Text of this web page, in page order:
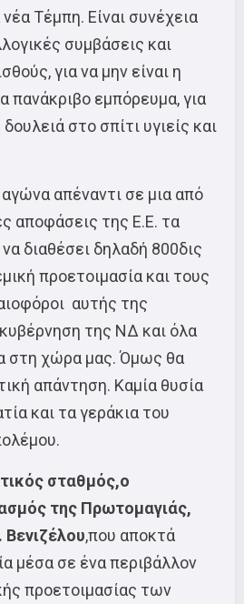
Τέμπη. Είναι συνέχεια
συμβάσεις και
για να μην είναι η
πανάκριβο εμπόρευμα, για
στο σπίτι υγιείς και
απέναντι σε μια από
αποφάσεις της Ε.Ε. τα
διαθέσει δηλαδή 800δις
προετοιμασία και τους
αυτής της
της ΝΔ και όλα
στη χώρα μας. Όμως θα
απάντηση. Καμία θυσία
και τα γεράκια του
σταθμός,ο
της Πρωτομαγιάς,
Βενιζέλου,που αποκτά
μέσα σε ένα περιβάλλον
προετοιμασίας των